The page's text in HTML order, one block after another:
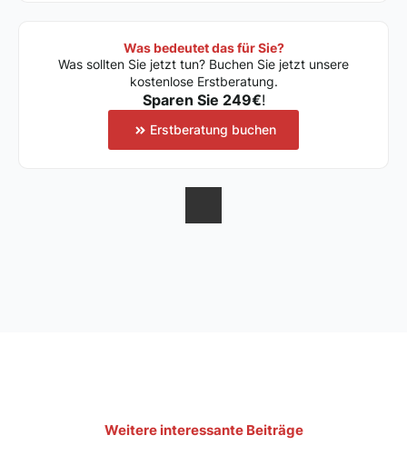
Was bedeutet das für Sie?
Was sollten Sie jetzt tun? Buchen Sie jetzt unsere
kostenlose Erstberatung.
Sparen Sie 249€!
Erstberatung buchen
Weitere interessante Beiträge